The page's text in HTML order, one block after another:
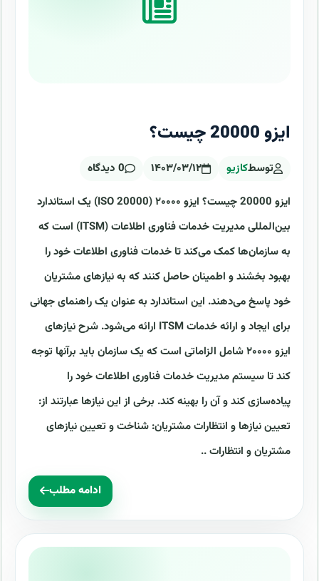
ایزو 20000 چیست؟
توسطکازیو ۱۴۰۳/۰۳/۱۲ 0 دیدگاه
ایزو 20000 چیست؟ ایزو ۲۰۰۰۰ (ISO 20000) یک استاندارد
بین‌المللی مدیریت خدمات فناوری اطلاعات (ITSM) است که
به سازمان‌ها کمک می‌کند تا خدمات فناوری اطلاعات خود را
بهبود بخشند و اطمینان حاصل کنند که به نیازهای مشتریان
خود پاسخ می‌دهند. این استاندارد به عنوان یک راهنمای جهانی
برای ایجاد و ارائه خدمات ITSM ارائه می‌شود. شرح نیازهای
ایزو ۲۰۰۰۰ شامل الزاماتی است که یک سازمان باید برآنها توجه
کند تا سیستم مدیریت خدمات فناوری اطلاعات خود را
پیاده‌سازی کند و آن را بهینه کند. برخی از این نیازها عبارتند از:
تعیین نیازها و انتظارات مشتریان: شناخت و تعیین نیازهای
مشتریان و انتظارات ..
ادامه مطلب